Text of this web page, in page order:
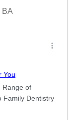
BA